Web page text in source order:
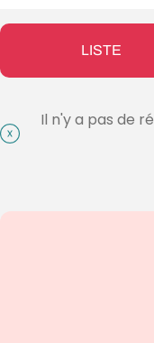
LISTE
Il n'y a pas de